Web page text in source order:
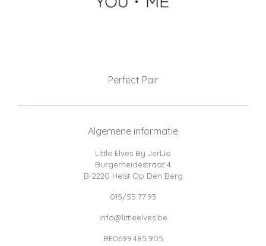
Perfect Pair
Algemene informatie
Little Elves By JerLio
Burgerheidestraat 4
B-2220 Heist Op Den Berg
015/55.77.93
info@littleelves.be
BE0699.485.905